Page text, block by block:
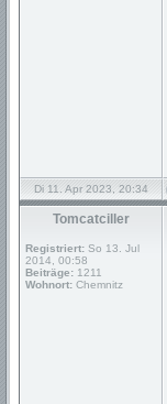
Di 11. Apr 2023, 20:34
Tomcatciller
Registriert: So 13. Jul
2014, 00:58
Beiträge: 1211
Wohnort: Chemnitz